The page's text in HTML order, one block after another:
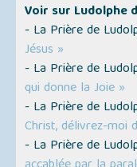
Voir sur Ludolphe
- La Prière de
Jésus »
- La Prière de
qui donne la Joie »
- La Prière de
Christ, délivrez-moi
- La Prière de